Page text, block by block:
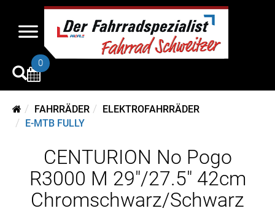
0
FAHRRÄDER
ELEKTROFAHRRÄDER
E-MTB FULLY
CENTURION No Pogo
R3000 M 29"/27.5" 42cm
Chromschwarz/Schwarz